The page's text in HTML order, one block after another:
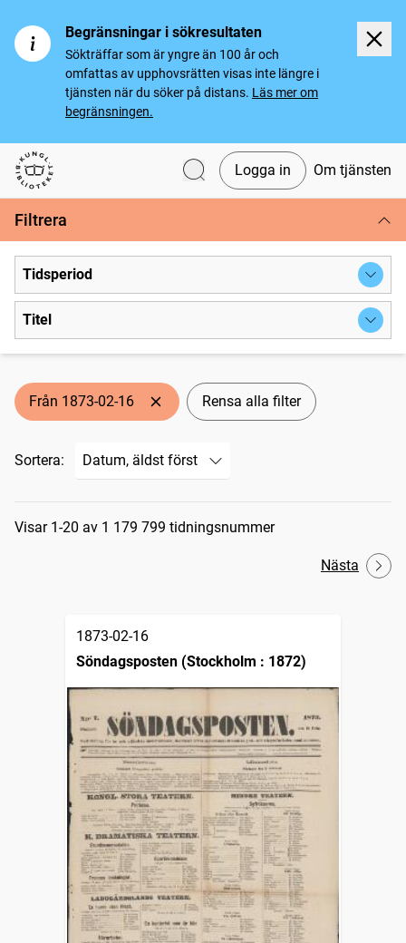
Begränsningar i sökresultaten
Sökträffar som är yngre än 100 år och
omfattas av upphovsrätten visas inte längre i
tjänsten när du söker på distans. Läs mer om
begränsningen.
Svenska tidningar
Logga in Om tjänsten
Filtrera
Tidsperiod
Titel
Från 1873-02-16 Rensa alla filter
Sortera:
Sökresultat
Visar 1-20 av 1 179 799 tidningsnummer
Nästa
1873-02-16
Söndagsposten (Stockholm : 1872)